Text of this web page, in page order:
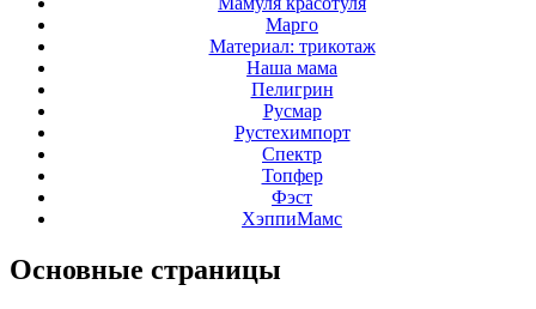
Марго
Материал: трикотаж
Наша мама
Пелигрин
Русмар
Рустехимпорт
Спектр
Топфер
Фэст
ХэппиМамс
Основные страницы